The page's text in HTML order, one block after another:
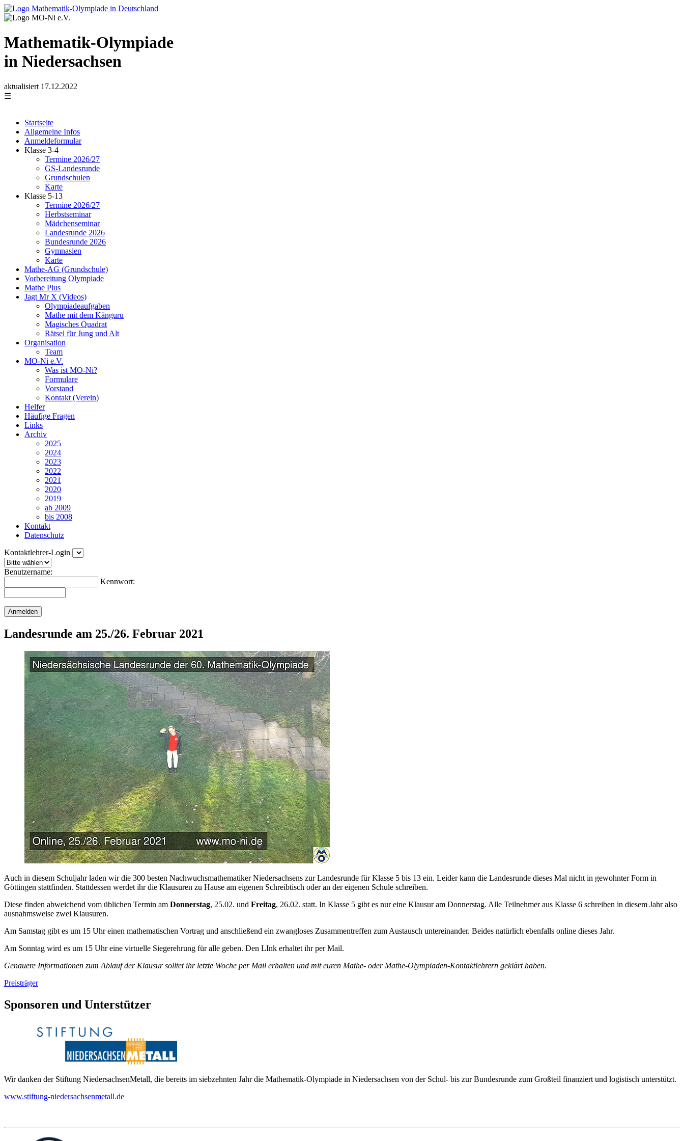
Mathematik-Olympiade
in Niedersachsen
aktualisiert 17.12.2022
☰
Startseite
Allgemeine Infos
Anmeldeformular
Klasse 3-4
Termine 2026/27
GS-Landesrunde
Grundschulen
Karte
Klasse 5-13
Termine 2026/27
Herbstseminar
Mädchenseminar
Landesrunde 2026
Bundesrunde 2026
Gymnasien
Karte
Mathe-AG (Grundschule)
Vorbereitung Olympiade
Mathe Plus
Jagt Mr X (Videos)
Olympiadeaufgaben
Mathe mit dem Känguru
Magisches Quadrat
Rätsel für Jung und Alt
Organisation
Team
MO-Ni e.V.
Was ist MO-Ni?
Formulare
Vorstand
Kontakt (Verein)
Helfer
Häufige Fragen
Links
Archiv
2025
2024
2023
2022
2021
2020
2019
ab 2009
bis 2008
Kontakt
Datenschutz
Kontaktlehrer-Login
Benutzername:
Kennwort:
Landesrunde am 25./26. Februar 2021
Auch in diesem Schuljahr laden wir die 300 besten Nachwuchsmathematiker Niedersachsens zur Landesrunde für Klasse 5 bis 13 ein. Leider kann die Landesrunde dieses Mal nicht in gewohnter Form in
Göttingen stattfinden. Stattdessen werdet ihr die Klausuren zu Hause am eigenen Schreibtisch oder an der eigenen Schule schreiben.
Diese finden abweichend vom üblichen Termin am Donnerstag, 25.02. und Freitag, 26.02. statt. In Klasse 5 gibt es nur eine Klausur am Donnerstag. Alle Teilnehmer aus Klasse 6 schreiben in diesem Jahr also
ausnahmsweise zwei Klausuren.
Am Samstag gibt es um 15 Uhr einen mathematischen Vortrag und anschließend ein zwangloses Zusammentreffen zum Austausch untereinander. Beides natürlich ebenfalls online dieses Jahr.
Am Sonntag wird es um 15 Uhr eine virtuelle Siegerehrung für alle geben. Den LInk erhaltet ihr per Mail.
Genauere Informationen zum Ablauf der Klausur solltet ihr letzte Woche per Mail erhalten und mit euren Mathe- oder Mathe-Olympiaden-Kontaktlehrern geklärt haben.
Preisträger
Sponsoren und Unterstützer
Wir danken der Stiftung NiedersachsenMetall, die bereits im siebzehnten Jahr die Mathematik-Olympiade in Niedersachsen von der Schul- bis zur Bundesrunde zum Großteil finanziert und logistisch unterstützt.
www.stiftung-niedersachsenmetall.de